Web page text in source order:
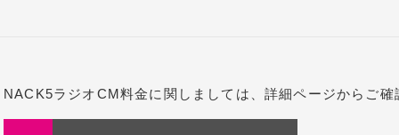
NACK5ラジオCM料金に関しましては、詳細ページからご確